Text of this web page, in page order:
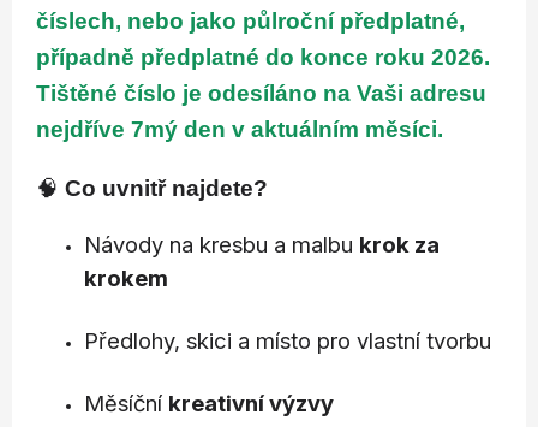
číslech, nebo jako půlroční předplatné,
případně předplatné do konce roku 2026.
Tištěné číslo je odesíláno na Vaši adresu
nejdříve 7mý den v aktuálním měsíci.
🧠 Co uvnitř najdete?
Návody na kresbu a malbu krok za
krokem
Předlohy, skici a místo pro vlastní tvorbu
Měsíční kreativní výzvy